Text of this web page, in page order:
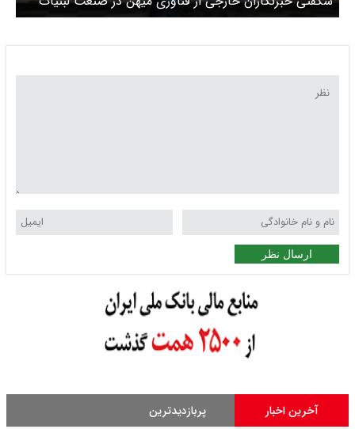
ارسال نظر
آخرین اخبار پربازدیدترین